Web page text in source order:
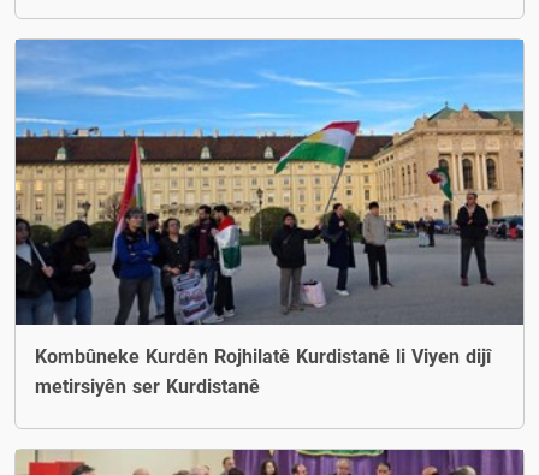
Kombûneke Kurdên Rojhilatê Kurdistanê li Viyen dijî
metirsiyên ser Kurdistanê